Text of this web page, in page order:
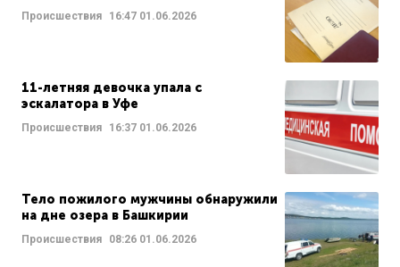
Происшествия 16:47 01.06.2026
11-летняя девочка упала с
эскалатора в Уфе
Происшествия 16:37 01.06.2026
Тело пожилого мужчины обнаружили
на дне озера в Башкирии
Происшествия 08:26 01.06.2026